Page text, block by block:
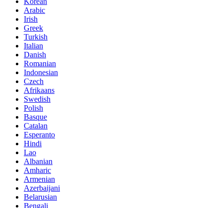
Arabic
Irish
Greek
Turkish
Italian
Danish
Romanian
Indonesian
Czech
Afrikaans
Swedish
Polish
Basque
Catalan
Esperanto
Hindi
Lao
Albanian
Amharic
Armenian
Azerbaijani
Belarusian
Bengali